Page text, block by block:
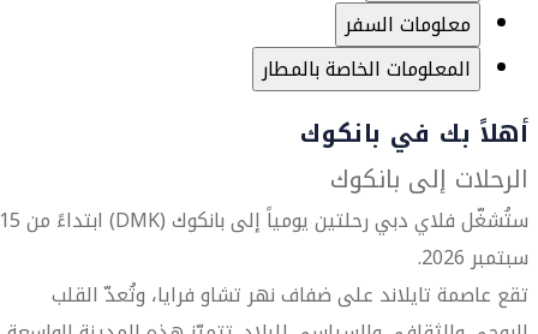
معلومات السفر
المعلومات الخاصة بالمطار
أهلاً بك في بانكوك
الرحلات إلى بانكوك
ستُشغّل فلاي دبي رحلتين يومياً إلى بانكوك (DMK) ابتداءً من 15
سبتمبر 2026.
تقع عاصمة تايلاند على ضفاف نهر تشاو فرايا، وتُعدّ القلب